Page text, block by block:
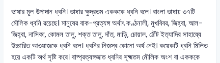
ভাষার মূল উপাদান ধ্বনি। ভাষার ক্ষুদ্রতম একককে ধ্বনি বলে। বাংলা ভাষায় ৩৭টি
মৌলিক ধ্বনি রয়েছে। মানুষের বাক-প্রত্যঙ্গ অর্থাৎ কণ্ঠনালী, মুখবিবর, জিহ্বা, আল-
জিহ্বা, নাসিকা, কোমল তালু, শক্ত তালু, দাঁত, মাড়ি, চোয়াল, ঠোঁট ইত্যাদির সাহায্যে
উচ্চারিত আওয়াজকে ধ্বনি বলে। ধ্বনির নিজস্ব কোনো অর্থ নেই। কয়েকটি ধ্বনি মিলিত
হয়ে একটি অর্থ সৃষ্টি করে। বাষ্প্রত্যঙ্গজাত ধ্বনির সূক্ষ্মতম মৌলিক অংশ বা একককে